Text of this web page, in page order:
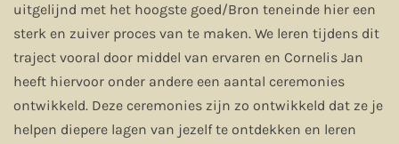
uitgelijnd met het hoogste goed/Bron teneinde hier een
sterk en zuiver proces van te maken. We leren tijdens dit
traject vooral door middel van ervaren en Cornelis Jan
heeft hiervoor onder andere een aantal ceremonies
ontwikkeld. Deze ceremonies zijn zo ontwikkeld dat ze je
helpen diepere lagen van jezelf te ontdekken en leren